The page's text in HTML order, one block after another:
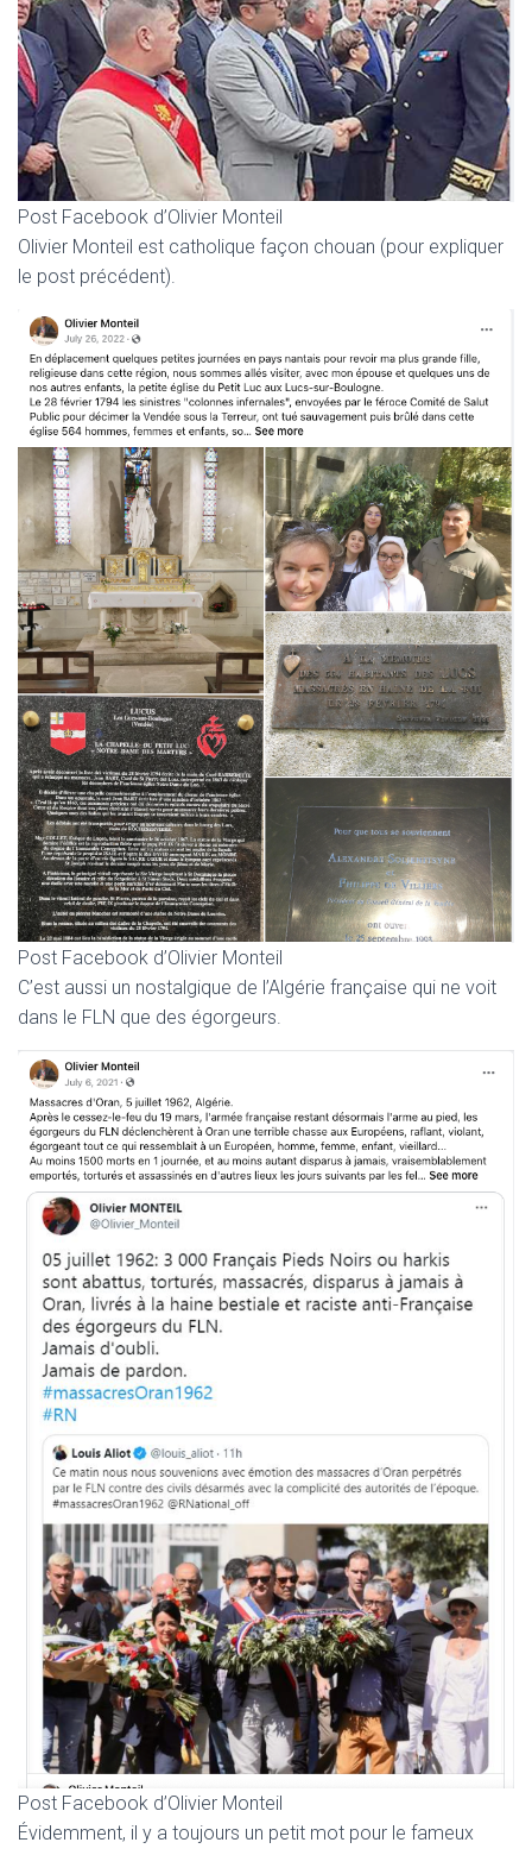
Post Facebook d’Olivier Monteil
Olivier Monteil est catholique façon chouan (pour expliquer
le post précédent).
Post Facebook d’Olivier Monteil
C’est aussi un nostalgique de l’Algérie française qui ne voit
dans le FLN que des égorgeurs.
Post Facebook d’Olivier Monteil
Évidemment, il y a toujours un petit mot pour le fameux